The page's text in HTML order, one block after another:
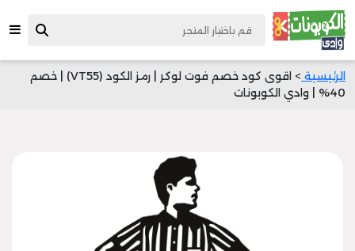
الرئيسية
> اقوى كود خصم فوت لوكر | رمز الكود (VT55) | خصم
40% | وادي الكوبونات